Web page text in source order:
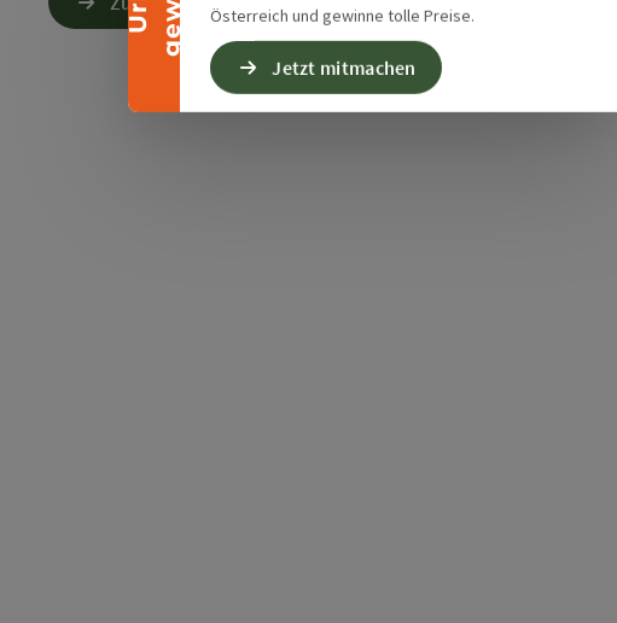
Österreich und gewinne tolle Preise.
Jetzt mitmachen